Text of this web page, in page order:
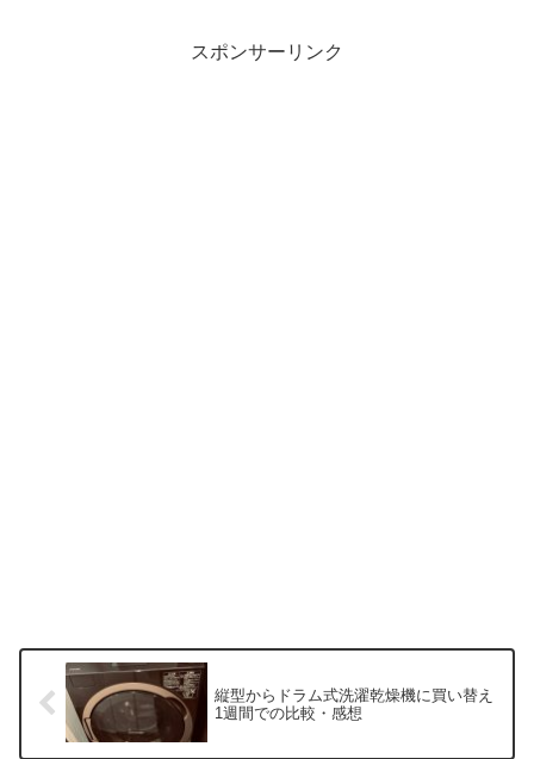
スポンサーリンク
縦型からドラム式洗濯乾燥機に買い替え
1週間での比較・感想